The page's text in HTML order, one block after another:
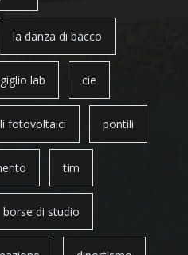
la danza di bacco
giglio lab cie
fotovoltaici pontili
tim
borse di studio